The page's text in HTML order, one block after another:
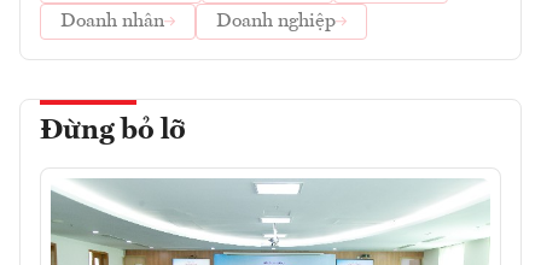
Doanh nhân
Doanh nghiệp
Đừng bỏ lỡ